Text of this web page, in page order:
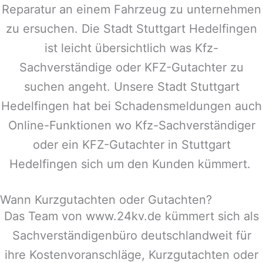
Reparatur an einem Fahrzeug zu unternehmen
zu ersuchen. Die Stadt Stuttgart Hedelfingen
ist leicht übersichtlich was Kfz-
Sachverständige oder KFZ-Gutachter zu
suchen angeht. Unsere Stadt Stuttgart
Hedelfingen hat bei Schadensmeldungen auch
Online-Funktionen wo Kfz-Sachverständiger
oder ein KFZ-Gutachter in Stuttgart
Hedelfingen sich um den Kunden kümmert.
Wann Kurzgutachten oder Gutachten?
Das Team von www.24kv.de kümmert sich als
Sachverständigenbüro deutschlandweit für
ihre Kostenvoranschläge, Kurzgutachten oder